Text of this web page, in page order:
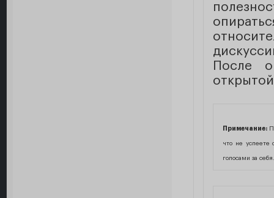
После
Примечание:
что не успеете
голосами за себя.